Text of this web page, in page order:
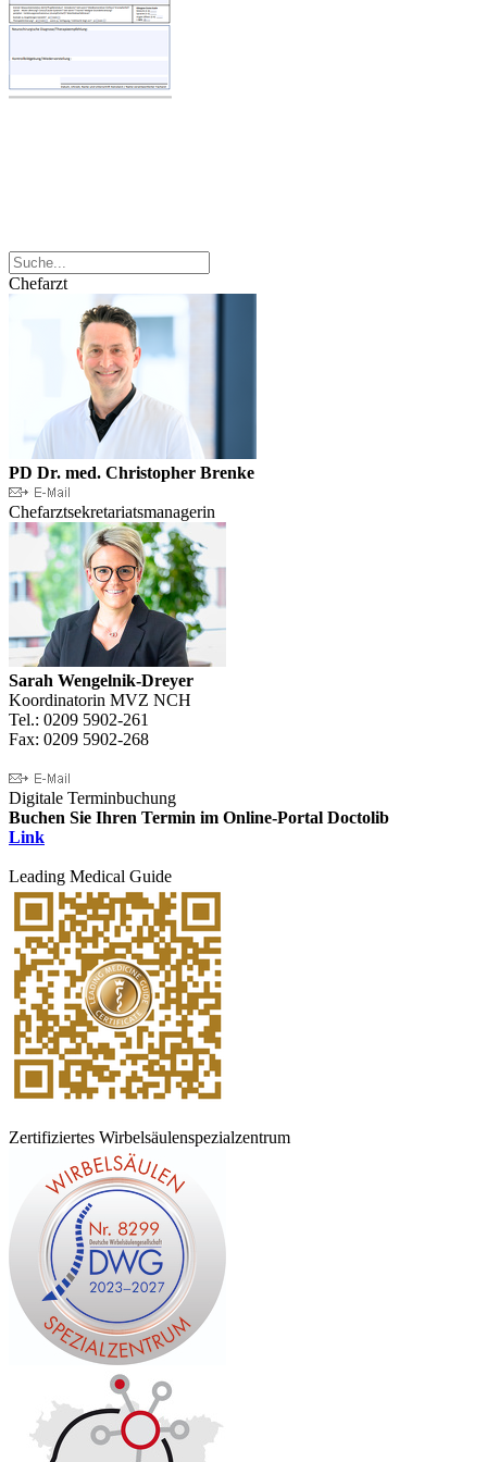
Chefarzt
PD Dr. med. Christopher Brenke
Chefarztsekretariatsmanagerin
Sarah Wengelnik-Dreyer
Koordinatorin MVZ NCH
Tel.: 0209 5902-261
Fax: 0209 5902-268
Digitale Terminbuchung
Buchen Sie Ihren Termin im Online-Portal Doctolib
Link
Leading Medical Guide
Zertifiziertes Wirbelsäulenspezialzentrum